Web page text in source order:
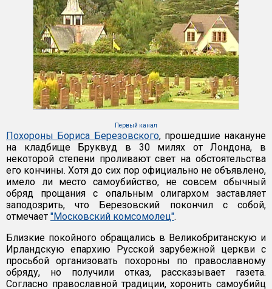
Первый канал
Похороны Бориса Березовского, прошедшие накануне
на кладбище Бруквуд в 30 милях от Лондона, в
некоторой степени проливают свет на обстоятельства
его кончины. Хотя до сих пор официально не объявлено,
имело ли место самоубийство, не совсем обычный
обряд прощания с опальным олигархом заставляет
заподозрить, что Березовский покончил с собой,
отмечает "Московский комсомолец".
Близкие покойного обращались в Великобританскую и
Ирландскую епархию Русской зарубежной церкви с
просьбой организовать похороны по православному
обряду, но получили отказ, рассказывает газета.
Согласно православной традиции, хоронить самоубийц